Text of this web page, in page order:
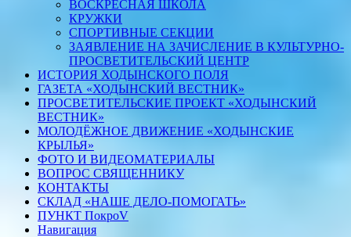
ВОСКРЕСНАЯ ШКОЛА
КРУЖКИ
СПОРТИВНЫЕ СЕКЦИИ
ЗАЯВЛЕНИЕ НА ЗАЧИСЛЕНИЕ В КУЛЬТУРНО-
ПРОСВЕТИТЕЛЬСКИЙ ЦЕНТР
ИСТОРИЯ ХОДЫНСКОГО ПОЛЯ
ГАЗЕТА «ХОДЫНСКИЙ ВЕСТНИК»
ПРОСВЕТИТЕЛЬСКИЕ ПРОЕКТ «ХОДЫНСКИЙ
ВЕСТНИК»
МОЛОДЁЖНОЕ ДВИЖЕНИЕ «ХОДЫНСКИЕ
КРЫЛЬЯ»
ФОТО И ВИДЕОМАТЕРИАЛЫ
ВОПРОС СВЯЩЕННИКУ
КОНТАКТЫ
СКЛАД «НАШЕ ДЕЛО-ПОМОГАТЬ»
ПУНКТ ПокроV
Навигация